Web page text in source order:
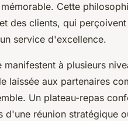
Cette
des clients, qui
service d'excellence.
manifestent à plusieurs
laissée aux partenaires
Un plateau-repas
d'une réunion stratégique